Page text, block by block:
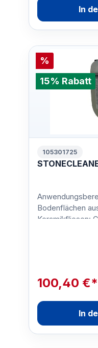
In
%
15% Rabatt
105301725
Bodenflächen
Keramikfliesen:
100,40 €*
In